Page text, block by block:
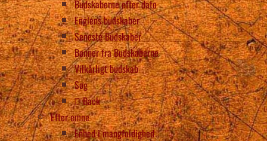
Budskaberne efter dato
Englens budskaber
Seneste Budskaber
Bønner fra Budskaberne
Vilkårligt budskab
Søg
Back
Efter emne
Enhed i mangfoldighed